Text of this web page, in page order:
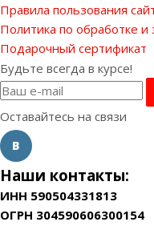
Правила пользования
Политика по обработке
Подарочный сертификат
Будьте всегда в курсе!
Оставайтесь на связи
Наши контакты:
ИНН 590504331813
ОГРН 304590606300154